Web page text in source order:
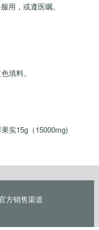
用，或遵医嘱。
填料。
实15g（15000mg)
方销售渠道